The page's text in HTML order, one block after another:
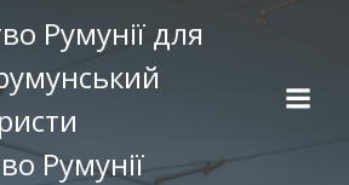
к
содержимому
Румунії для
Румунії